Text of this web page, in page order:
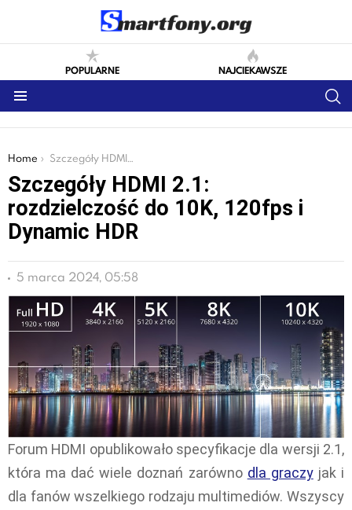
POPULARNE NAJCIEKAWSZE
You are here:
Home Szczegóły HDMI 2.1: rozdzielczość do 10K, 120fps i Dynamic HDR
Szczegóły HDMI 2.1:
rozdzielczość do 10K, 120fps i
Dynamic HDR
5 marca 2024, 05:58
Forum HDMI opublikowało specyfikacje dla wersji 2.1,
która ma dać wiele doznań zarówno dla graczyjak i
dla fanów wszelkiego rodzaju multimediów. Wszyscy